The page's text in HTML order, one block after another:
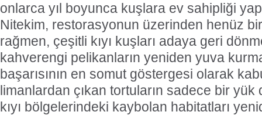
onlarca yıl boyunca kuşlara ev sahipliği
Nitekim, restorasyonun üzerinden henüz
rağmen, çeşitli kıyı kuşları adaya geri
kahverengi pelikanların yeniden yuva
başarısının en somut göstergesi olarak
limanlardan çıkan tortuların sadece bir yük
kıyı bölgelerindeki kaybolan habitatları